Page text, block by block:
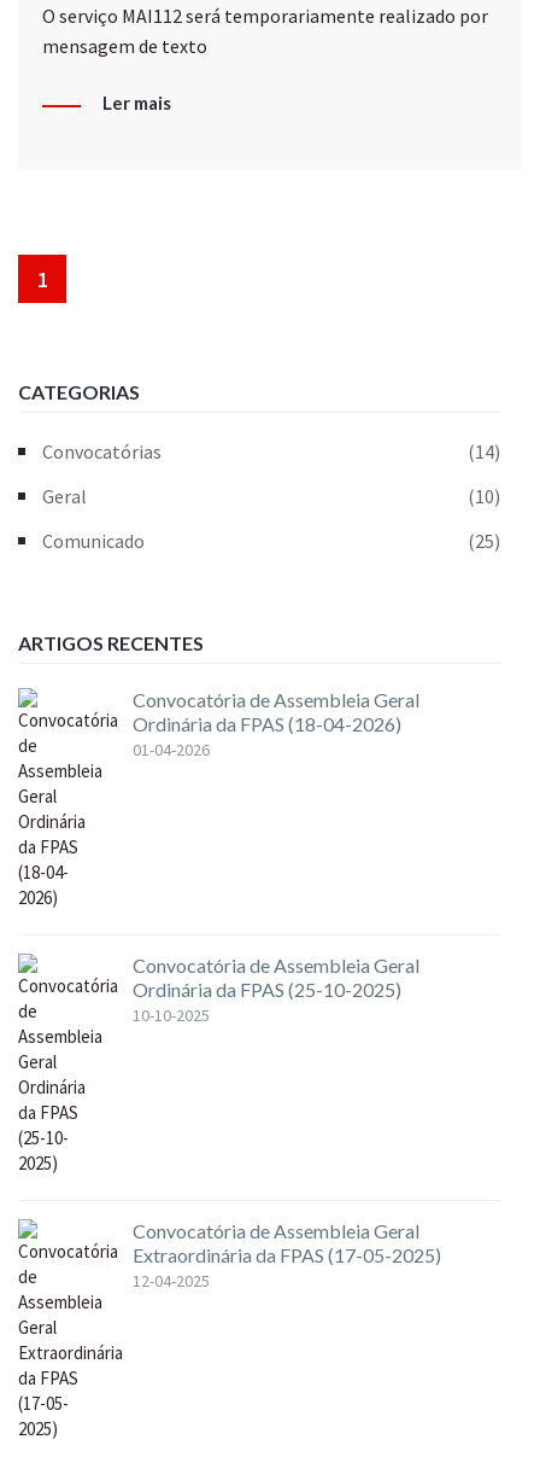
O serviço MAI112 será temporariamente realizado por
mensagem de texto
Ler mais
1
CATEGORIAS
Convocatórias
(14)
Geral
(10)
Comunicado
(25)
ARTIGOS RECENTES
Convocatória de Assembleia Geral
Ordinária da FPAS (18-04-2026)
01-04-2026
Convocatória de Assembleia Geral
Ordinária da FPAS (25-10-2025)
10-10-2025
Convocatória de Assembleia Geral
Extraordinária da FPAS (17-05-2025)
12-04-2025